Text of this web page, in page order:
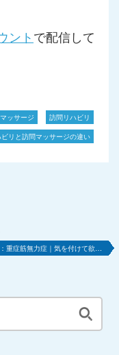
ントで配信して
ッサージ
訪問リハビリ
リと訪問マッサージの違い
重症筋無力症｜気を付けて欲…